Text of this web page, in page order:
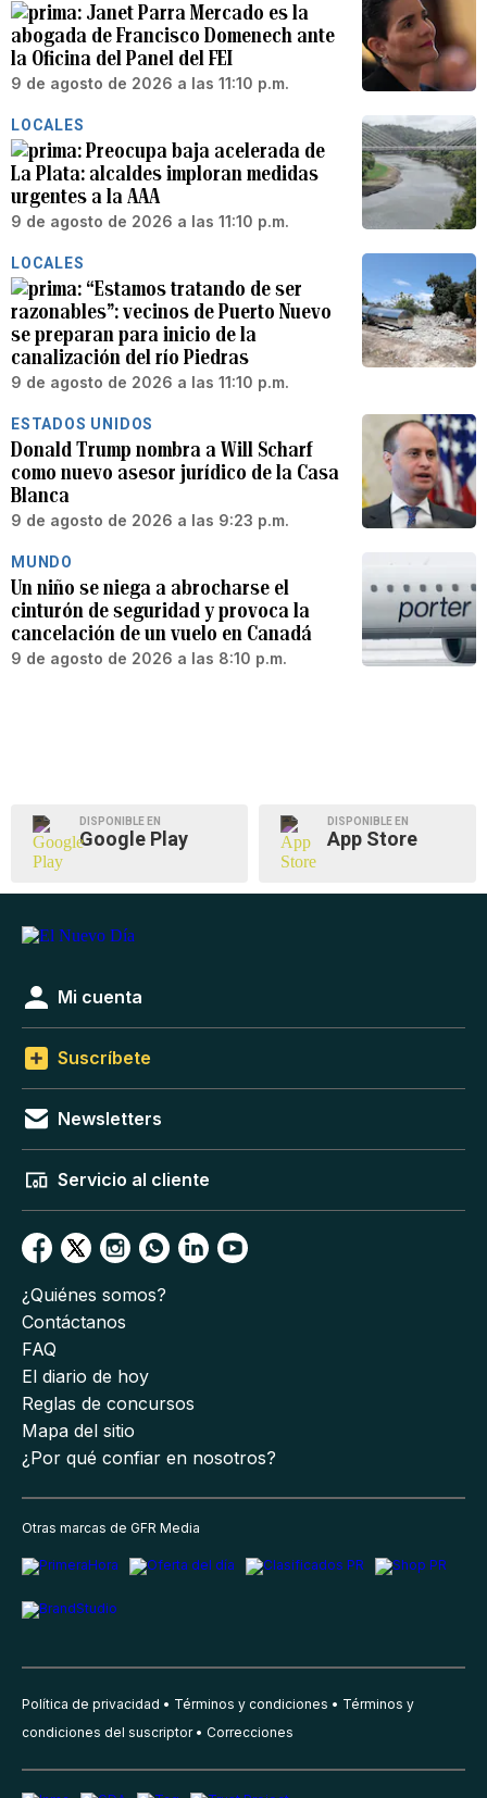
Janet Parra Mercado es la
abogada de Francisco Domenech ante
la Oficina del Panel del FEI
9 de agosto de 2026 a las 11:10 p.m.
LOCALES
Preocupa baja acelerada de
La Plata: alcaldes imploran medidas
urgentes a la AAA
9 de agosto de 2026 a las 11:10 p.m.
LOCALES
“Estamos tratando de ser
razonables”: vecinos de Puerto Nuevo
se preparan para inicio de la
canalización del río Piedras
9 de agosto de 2026 a las 11:10 p.m.
ESTADOS UNIDOS
Donald Trump nombra a Will Scharf
como nuevo asesor jurídico de la Casa
Blanca
9 de agosto de 2026 a las 9:23 p.m.
MUNDO
Un niño se niega a abrocharse el
cinturón de seguridad y provoca la
cancelación de un vuelo en Canadá
9 de agosto de 2026 a las 8:10 p.m.
DISPONIBLE EN
Google Play
DISPONIBLE EN
App Store
Mi cuenta
Suscríbete
Newsletters
Servicio al cliente
¿Quiénes somos?
Contáctanos
FAQ
El diario de hoy
Reglas de concursos
Mapa del sitio
¿Por qué confiar en nosotros?
Otras marcas de GFR Media
Política de privacidad Términos y condiciones
Términos y
condiciones del suscriptor
Correcciones